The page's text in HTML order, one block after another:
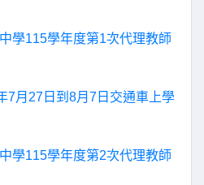
學115學年度第1次代理教師
7月27日到8月7日交通車上學
學115學年度第2次代理教師